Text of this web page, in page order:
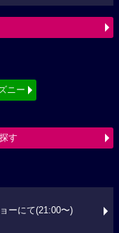
ニー
す
ーにて(21:00〜)